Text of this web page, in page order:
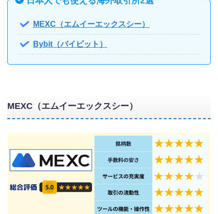
MEXC（エムイーエックスシー）
Bybit（バイビット）
MEXC（エムイーエックスシー）